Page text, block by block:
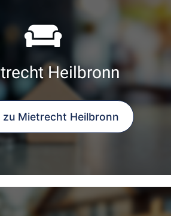
Heilbronn
zu Mietrecht Heilbronn